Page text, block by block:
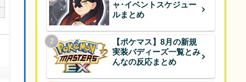
ャ･イベントスケジュー
ルまとめ
【ポケマス】8月の新規
実装バディーズ一覧とみ
んなの反応まとめ